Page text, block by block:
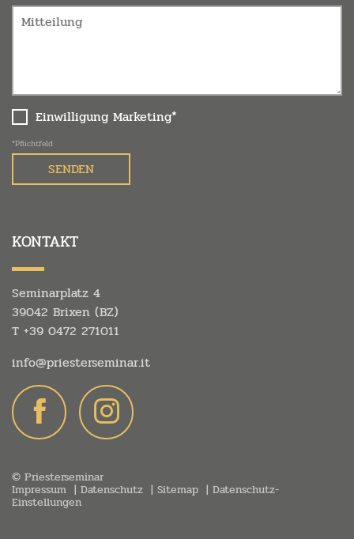
Einwilligung Marketing*
*Pflichtfeld
KONTAKT
Seminarplatz 4
39042 Brixen (BZ)
T +39 0472 271011
info@priesterseminar.it
© Priesterseminar
Impressum Datenschutz Sitemap Datenschutz-
Einstellungen